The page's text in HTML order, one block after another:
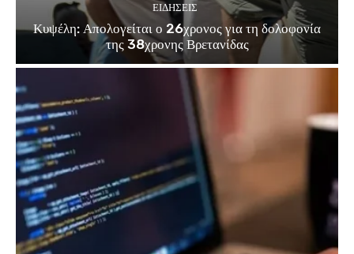
ΕΙΔΗΣΕΙΣ
Κυψέλη: Απολογείται ο 26χρονος για τη δολοφονία
της 38χρονης Βρετανίδας